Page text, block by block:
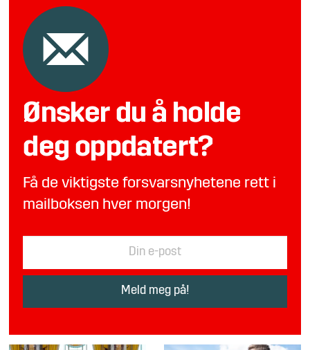
Ønsker du å holde
deg oppdatert?
Få de viktigste forsvarsnyhetene rett i
mailboksen hver morgen!